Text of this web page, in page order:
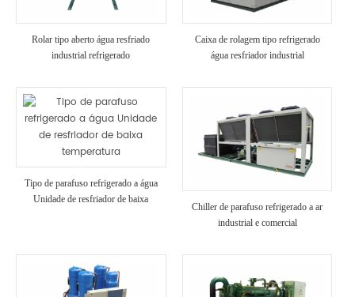
Rolar tipo aberto água resfriado
industrial refrigerado
Caixa de rolagem tipo refrigerado
água resfriador industrial
Tipo de parafuso refrigerado a água
Unidade de resfriador de baixa
Chiller de parafuso refrigerado a ar
industrial e comercial